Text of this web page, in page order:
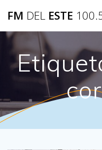
FM DEL ESTE